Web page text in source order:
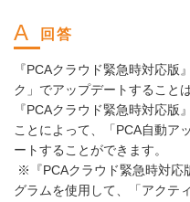
『PCAクラウド緊急時対応版
ク」でアップデートすること
『PCAクラウド緊急時対応版
ことによって、「PCA自動ア
ートすることができます。
※『PCAクラウド緊急時対応
グラムを使用して、「アクテ